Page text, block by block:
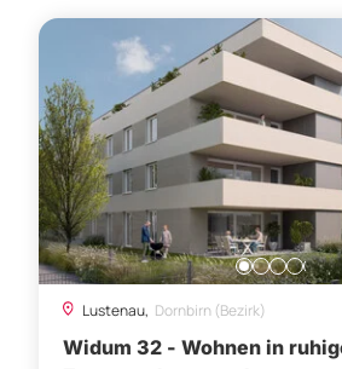
Lustenau,Dornbirn (Bezirk)
Widum 32 - Wohnen in
Zentrumslage von Lustenau
Preis auf Anfrage